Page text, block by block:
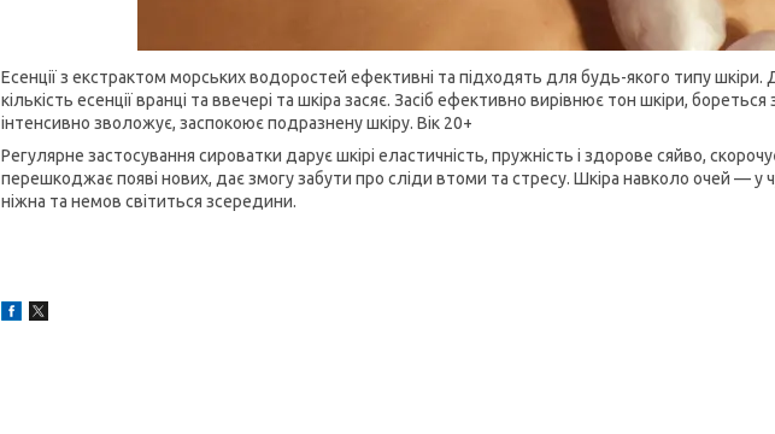
Есенції з екстрактом морських водоростей ефективні та підходять для будь-якого типу
кількість есенції вранці та ввечері та шкіра засяє. Засіб ефективно вирівнює тон шкіри, бореться
інтенсивно зволожує, заспокоює подразнену шкіру. Вік 20+
Регулярне застосування сироватки дарує шкірі еластичність, пружність і здорове сяйво,
перешкоджає появі нових, дає змогу забути про сліди втоми та стресу. Шкіра навколо очей — у
ніжна та немов світиться зсередини.